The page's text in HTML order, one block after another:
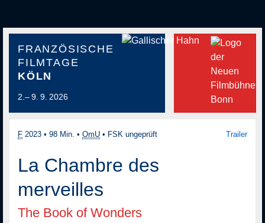
FRANZÖSISCHE
FILMTAGE
KÖLN
2.– 9. 9. 2026
F 2023 • 98 Min. • OmU • FSK ungeprüft Trailer
La Chambre des
merveilles
The Book of Wonders